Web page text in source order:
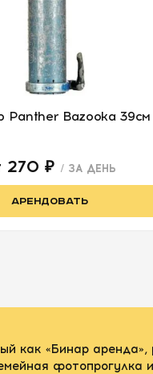
Panther Bazooka 39см
270 ₽ / ЗА ДЕНЬ
АРЕНДОВАТЬ
как «Бинар